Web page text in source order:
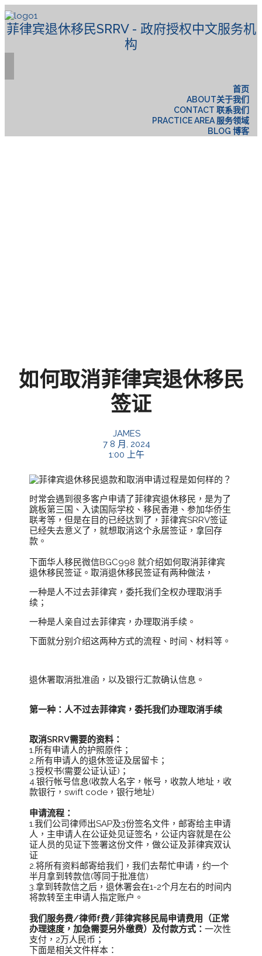
菲律宾退休移民SRRV - 政府授权中文服务机
构
首页
ABOUT关于我们
CONTACT 联系我们
PRACTICE AREA 服务领域
BLOG 博客
如何取消菲律宾退休移民
签证
JAMES
7 8 月, 2024
1:00 上午
时常会遇到很多客户申请了菲律宾退休移民，是为了
跳板第三国、入读国际学校、移民香港、参加华侨生
联考等，但是在目的已经达到了，菲律宾SRRV签证
已经失去意义了，就想取消这个永居签证，拿回存
款。
下面华人移民微信BGC998 就介绍如何取消菲律宾
退休移民签证。取消退休移民签证有两种做法，
一种是人不过去菲律宾，委托我们全权办理取消手
续；
一种是人亲自过去菲律宾，办理取消手续。
下面就分别介绍这两种方式的流程、时间、材料等。
退休署取消批准函，以及银行汇款确认信息。
第一种：人不过去菲律宾，委托我们办理取消手续
取消SRRV需要的资料：
1.所有申请人的护照原件；
2.所有申请人的退休签证及居留卡；
3.授权书(需要公证认证)；
4.银行帐号信息(收款人名字，帐号，收款人地址，收
款银行，swift code，银行地址)
申请流程：
1.我们公司律师出SAP及3份签名文件，邮寄给主申请
人，主申请人在公证处见证签名，公证内容就是在公
证人员的见证下签署这份文件，做公证及菲律宾双认
证
2.将所有资料邮寄给我们，我们去帮忙申请，约一个
半月拿到转款信(等同于批准信)
3.拿到转款信之后，退休署会在1-2个月左右的时间内
将款转至主申请人指定账户。
我们服务费/律师f费/菲律宾移民局申请费用（正常
办理速度，加急需要另外缴费）及付款方式：一次性
支付，2万人民币；
下面是相关文件样本：